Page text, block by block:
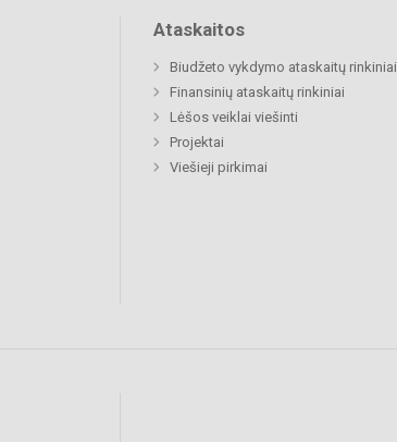
Ataskaitos
Biudžeto vykdymo ataskaitų rinkiniai
Finansinių ataskaitų rinkiniai
Lėšos veiklai viešinti
Projektai
Viešieji pirkimai